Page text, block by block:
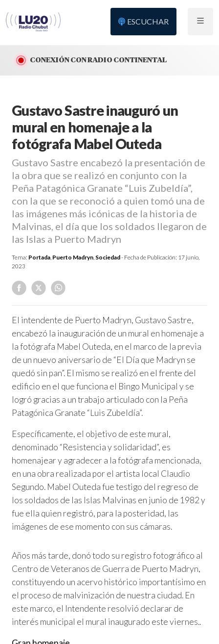
ESCUCHAR
CONEXIÓN CON RADIO CONTINENTAL
Gustavo Sastre inauguró un
mural en homenaje a la
fotógrafa Mabel Outeda
Gustavo Sastre encabezó la presentación de
la obra que se realizó en conjunto con la
Peña Patagónica Granate “Luis Zubeldía”,
con la que se reconoció a quien tomó una de
las imágenes más icónicas de la historia de
Malvinas, el día que los soldados llegaron de
las Islas a Puerto Madryn
Tema: Portada, Puerto Madryn, Sociedad- Fecha de Publicación: 17 junio,
2023
El intendente de Puerto Madryn, Gustavo Sastre,
encabezó la inauguración de un mural en homenaje a
la fotógrafa Mabel Outeda, en el marco de la previa
de un nuevo aniversario de “El Día que Madryn se
quedó sin pan”. El mismo se realizó en el frente del
edificio en el que funciona el Bingo Municipal y se
logró gracias a un trabajo articulado con la Peña
Patagónica Granate “Luis Zubeldía”.
Específicamente, el objetivo de este mural,
denominado “Resistencia y solidaridad”, es
homenajear y agradecer a la fotógrafa mencionada,
en una obra realizada por el artista local Claudio
Segundo. Mabel Outeda fue testigo del regreso de
los soldados de las Islas Malvinas en junio de 1982 y
fue ella quien registró, para la posteridad, las
imágenes de ese momento con sus cámaras.
Años más tarde, donó todo su registro fotográfico al
Centro de Veteranos de Guerra de Puerto Madryn,
constituyendo un acervo histórico importantísimo en
el proceso de malvinización de nuestra ciudad. En
este marco, el Intendente resolvió declarar de
interés municipal el mural inaugurado este viernes..